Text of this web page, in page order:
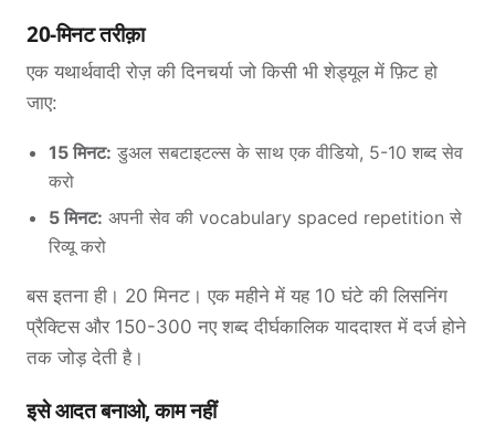
20-मिनट तरीक़ा
एक यथार्थवादी रोज़ की दिनचर्या जो किसी भी शेड्यूल में फ़िट हो
जाए:
15 मिनट: डुअल सबटाइटल्स के साथ एक वीडियो, 5-10 शब्द सेव
करो
5 मिनट: अपनी सेव की vocabulary spaced repetition से
रिव्यू करो
बस इतना ही। 20 मिनट। एक महीने में यह 10 घंटे की लिसनिंग
प्रैक्टिस और 150-300 नए शब्द दीर्घकालिक याददाश्त में दर्ज होने
तक जोड़ देती है।
इसे आदत बनाओ, काम नहीं